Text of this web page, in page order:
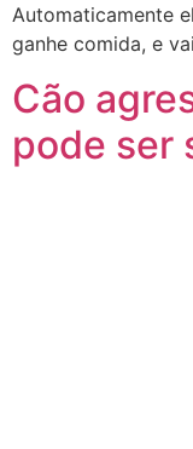
Automaticamente
ganhe comida, e
Cão
pode ser